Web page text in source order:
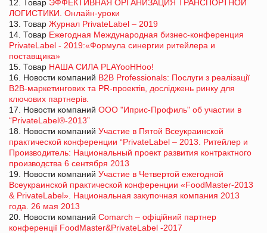
12. Товар ЭФФЕКТИВНАЯ ОРГАНИЗАЦИЯ ТРАНСПОРТНОЙ
ЛОГИСТИКИ. Онлайн-уроки
13. Товар Журнал PrivateLabel – 2019
14. Товар Ежегодная Международная бизнес-конференция
PrivateLabel - 2019:«Формула синергии ритейлера и
поставщика»
15. Товар НАША СИЛА PLAYooHHoo!
16. Новости компаний B2B Professionals: Послуги з реалізації
В2В-маркетингових та PR-проектів, досліджень ринку для
ключових партнерів.
17. Новости компаний ООО "Иприс-Профиль" об участии в
“PrivateLabel®-2013”
18. Новости компаний Участие в Пятой Всеукраинской
практической конференции “PrivateLabel – 2013. Ритейлер и
Производитель: Национальный проект развития контрактного
производства 6 сентября 2013
19. Новости компаний Участие в Четвертой ежегодной
Всеукраинской практической конференции «FoodMaster-2013
& PrivateLabel». Национальная закупочная компания 2013
года. 26 мая 2013
20. Новости компаний Comarch – офіційний партнер
конференції FoodMaster&PrivateLabel -2017